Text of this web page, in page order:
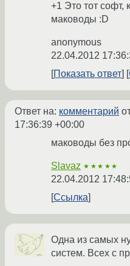
+1 Это тот софт,
маководы :D
anonymous
22.04.2012
Показать ответ
Ответ на: комментарий
17:36:39 +00:00
маководы без
Slavaz ★★★★★
22.04.2012
Ссылка
Одна из самых
систем. Всех с